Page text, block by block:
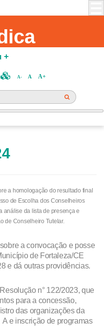
Menu +
A A+
a homologação do resultado final
de Escolha dos Conselheiros
análise da lista de presença e
de Conselheiro Tutelar.
a convocação e posse
de Fortaleza/CE
e dá outras providências.
n° 122/2023, que
para a concessão,
das organizações da
e inscrição de programas